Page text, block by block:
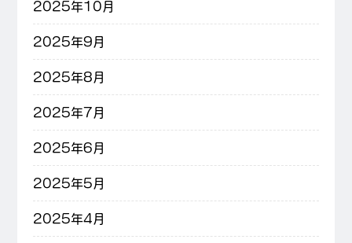
2025年10月
2025年9月
2025年8月
2025年7月
2025年6月
2025年5月
2025年4月